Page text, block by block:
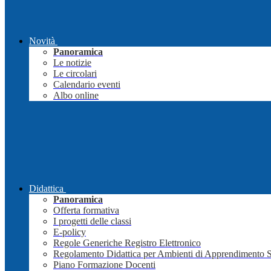
Novità
Panoramica
Le notizie
Le circolari
Calendario eventi
Albo online
Didattica
Panoramica
Offerta formativa
I progetti delle classi
E-policy
Regole Generiche Registro Elettronico
Regolamento Didattica per Ambienti di Apprendimento
Piano Formazione Docenti